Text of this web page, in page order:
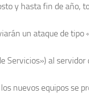
y hasta fin de año,
un ataque de tipo
Servicios») al
nuevos equipos se